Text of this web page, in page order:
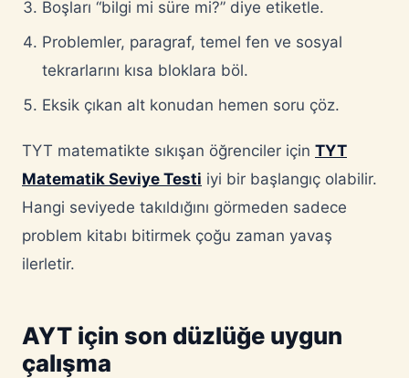
Boşları “bilgi mi süre mi?” diye etiketle.
Problemler, paragraf, temel fen ve sosyal
tekrarlarını kısa bloklara böl.
Eksik çıkan alt konudan hemen soru çöz.
TYT matematikte sıkışan öğrenciler için TYT
Matematik Seviye Testi iyi bir başlangıç olabilir.
Hangi seviyede takıldığını görmeden sadece
problem kitabı bitirmek çoğu zaman yavaş
ilerletir.
AYT için son düzlüğe uygun
çalışma